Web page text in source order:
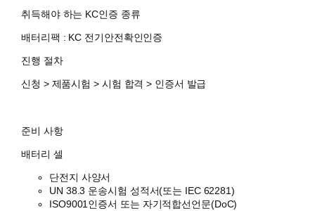
취득해야 하는 KC인증 종류
배터리팩 : KC 전기안전확인인증
진행 절차
신청 > 제품시험 > 시험 합격 > 인증서 발급
준비 사항
배터리 셀
단전지 사양서
UN 38.3 운송시험 성적서(또는 IEC 62281)
ISO9001인증서 또는 자기적합선언문(DoC)